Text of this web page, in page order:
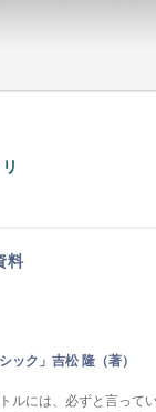
料
ック」吉松 隆（著）
ルには、必ずと言って